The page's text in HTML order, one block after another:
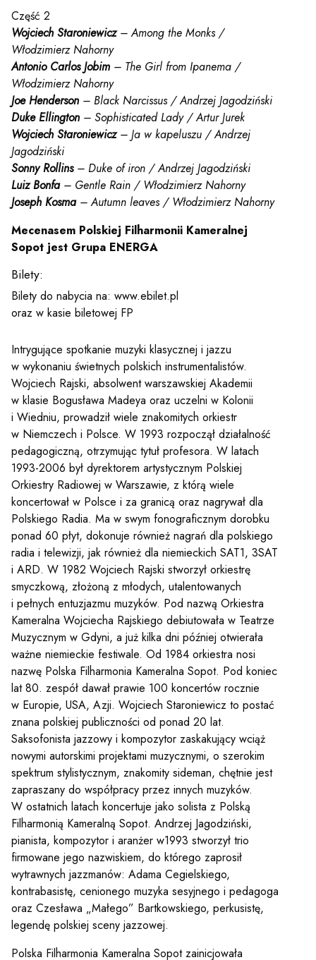
Część 2
Wojciech Staroniewicz– Among the Monks /
Włodzimierz Nahorny
Antonio Carlos Jobim – The Girl from Ipanema /
Włodzimierz Nahorny
Joe Henderson – Black Narcissus / Andrzej Jagodziński
Duke Ellington – Sophisticated Lady / Artur Jurek
Wojciech Staroniewicz– Ja w kapeluszu / Andrzej
Jagodziński
Sonny Rollins– Duke of iron / Andrzej Jagodziński
Luiz Bonfa– Gentle Rain / Włodzimierz Nahorny
Joseph Kosma– Autumn leaves / Włodzimierz Nahorny
Mecenasem Polskiej Filharmonii Kameralnej
Sopot jest Grupa ENERGA
Bilety:
Bilety do nabycia na: www.ebilet.pl
oraz w kasie biletowej FP
Intrygujące spotkanie muzyki klasycznej i jazzu
w wykonaniu świetnych polskich instrumentalistów.
Wojciech Rajski, absolwent warszawskiej Akademii
w klasie Bogusława Madeya oraz uczelni w Kolonii
i Wiedniu, prowadził wiele znakomitych orkiestr
w Niemczech i Polsce. W 1993 rozpoczął działalność
pedagogiczną, otrzymując tytuł profesora. W latach
1993-2006 był dyrektorem artystycznym Polskiej
Orkiestry Radiowej w Warszawie, z którą wiele
koncertował w Polsce i za granicą oraz nagrywał dla
Polskiego Radia. Ma w swym fonograficznym dorobku
ponad 60 płyt, dokonuje również nagrań dla polskiego
radia i telewizji, jak również dla niemieckich SAT1, 3SAT
i ARD. W 1982 Wojciech Rajski stworzył orkiestrę
smyczkową, złożoną z młodych, utalentowanych
i pełnych entuzjazmu muzyków. Pod nazwą Orkiestra
Kameralna Wojciecha Rajskiego debiutowała w Teatrze
Muzycznym w Gdyni, a już kilka dni później otwierała
ważne niemieckie festiwale. Od 1984 orkiestra nosi
nazwę Polska Filharmonia Kameralna Sopot. Pod koniec
lat 80. zespół dawał prawie 100 koncertów rocznie
w Europie, USA, Azji. Wojciech Staroniewicz to postać
znana polskiej publiczności od ponad 20 lat.
Saksofonista jazzowy i kompozytor zaskakujący wciąż
nowymi autorskimi projektami muzycznymi, o szerokim
spektrum stylistycznym, znakomity sideman, chętnie jest
zapraszany do współpracy przez innych muzyków.
W ostatnich latach koncertuje jako solista z Polską
Filharmonią Kameralną Sopot. Andrzej Jagodziński,
pianista, kompozytor i aranżer w1993 stworzył trio
firmowane jego nazwiskiem, do którego zaprosił
wytrawnych jazzmanów: Adama Cegielskiego,
kontrabasistę, cenionego muzyka sesyjnego i pedagoga
oraz Czesława „Małego” Bartkowskiego, perkusistę,
legendę polskiej sceny jazzowej.
Polska Filharmonia Kameralna Sopot zainicjowała